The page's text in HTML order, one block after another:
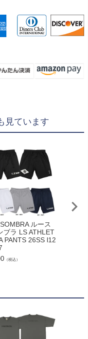
見ています
ルース
ブラ LS ATHLET
PANTS 26SS l12
（税込）